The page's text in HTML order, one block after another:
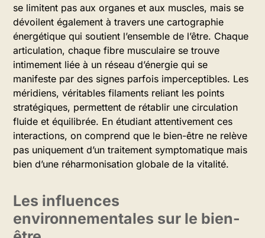
se limitent pas aux organes et aux muscles, mais se
dévoilent également à travers une cartographie
énergétique qui soutient l’ensemble de l’être. Chaque
articulation, chaque fibre musculaire se trouve
intimement liée à un réseau d’énergie qui se
manifeste par des signes parfois imperceptibles. Les
méridiens, véritables filaments reliant les points
stratégiques, permettent de rétablir une circulation
fluide et équilibrée. En étudiant attentivement ces
interactions, on comprend que le bien-être ne relève
pas uniquement d’un traitement symptomatique mais
bien d’une réharmonisation globale de la vitalité.
Les influences
environnementales sur le bien-